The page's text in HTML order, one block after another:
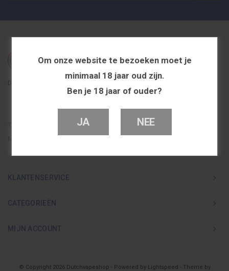
Om onze website te bezoeken moet je
minimaal 18 jaar oud zijn.
Ben je 18 jaar of ouder?
JA NEE
De beste en voordeligste vapeshop in Nederland
Telefoon
0251 839 447
KLANTENSERVICE
CATEGORIEËN
MIJN ACCOUNT
© Copyright 2026 Dutchvapeshop - Powered by Lightspeed - Theme by